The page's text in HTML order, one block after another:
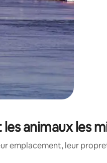
animaux les
emplacement, leur